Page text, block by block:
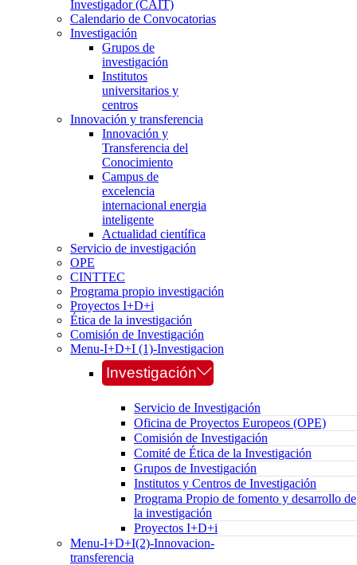
Investigador (CAIT)
Calendario de Convocatorias
Investigación
Grupos de
investigación
Institutos
universitarios y
centros
Innovación y transferencia
Innovación y
Transferencia del
Conocimiento
Campus de
excelencia
internacional energia
inteligente
Actualidad científica
Servicio de investigación
OPE
CINTTEC
Programa propio investigación
Proyectos I+D+i
Ética de la investigación
Comisión de Investigación
Menu-I+D+I (1)-Investigacion
Investigación
Servicio de Investigación
Oficina de Proyectos Europeos (OPE)
Comisión de Investigación
Comité de Ética de la Investigación
Grupos de Investigación
Institutos y Centros de Investigación
Programa Propio de fomento y desarrollo de
la investigación
Proyectos I+D+i
Menu-I+D+I(2)-Innovacion-
transferencia